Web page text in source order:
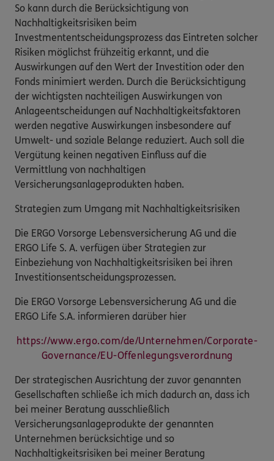
So kann durch die Berücksichtigung von
Nachhaltigkeitsrisiken beim
Investmententscheidungsprozess das Eintreten solcher
Risiken möglichst frühzeitig erkannt, und die
Auswirkungen auf den Wert der Investition oder den
Fonds minimiert werden. Durch die Berücksichtigung
der wichtigsten nachteiligen Auswirkungen von
Anlageentscheidungen auf Nachhaltigkeitsfaktoren
werden negative Auswirkungen insbesondere auf
Umwelt- und soziale Belange reduziert. Auch soll die
Vergütung keinen negativen Einfluss auf die
Vermittlung von nachhaltigen
Versicherungsanlageprodukten haben.
Strategien zum Umgang mit Nachhaltigkeitsrisiken
Die ERGO Vorsorge Lebensversicherung AG und die
ERGO Life S. A. verfügen über Strategien zur
Einbeziehung von Nachhaltigkeitsrisiken bei ihren
Investitionsentscheidungsprozessen.
Die ERGO Vorsorge Lebensversicherung AG und die
ERGO Life S.A. informieren darüber hier
https://www.ergo.com/de/Unternehmen/Corporate-
Governance/EU-Offenlegungsverordnung
Der strategischen Ausrichtung der zuvor genannten
Gesellschaften schließe ich mich dadurch an, dass ich
bei meiner Beratung ausschließlich
Versicherungsanlageprodukte der genannten
Unternehmen berücksichtige und so
Nachhaltigkeitsrisiken bei meiner Beratung